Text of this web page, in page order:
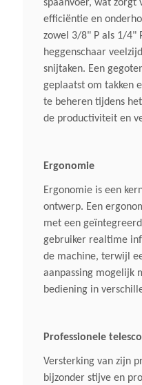
spaanvoer, wat zorgt
efficiëntie en
zowel 3/8" P als 1/4"
heggenschaar
snijtaken. Een
geplaatst om takken
te beheren tijdens
de productiviteit en
Ergonomie
Ergonomie is een
ontwerp. Een
met een
gebruiker realtime
de machine, terwijl
aanpassing mogelijk
bediening in
Professionele
Versterking van zijn
bijzonder stijve en
6,9 Kg
Waterdicht
IPX4
Geluidsverm.
Kettingspanner
Zijdelingse
Totale Lengte
285 - 405 Cm 3)
Autonomie Met Ap
Autonomie Met Ap
Tot 56 Min 2)